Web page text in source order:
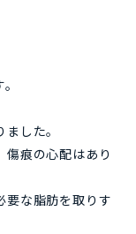
した。
痕の心配はあり
要な脂肪を取りす